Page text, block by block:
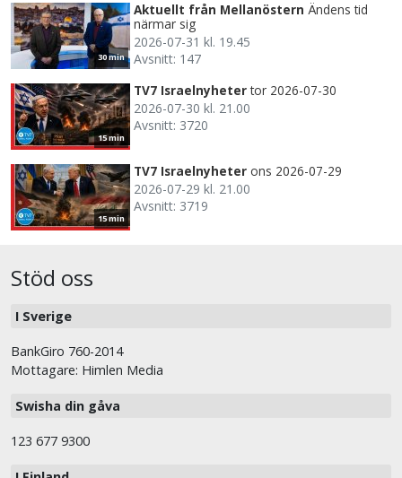
30 min
Aktuellt från Mellanöstern Ändens tid
närmar sig
2026-07-31 kl. 19.45
Avsnitt: 147
15 min
TV7 Israelnyheter tor 2026-07-30
2026-07-30 kl. 21.00
Avsnitt: 3720
15 min
TV7 Israelnyheter ons 2026-07-29
2026-07-29 kl. 21.00
Avsnitt: 3719
Stöd oss
I Sverige
BankGiro 760-2014
Mottagare: Himlen Media
Swisha din gåva
123 677 9300